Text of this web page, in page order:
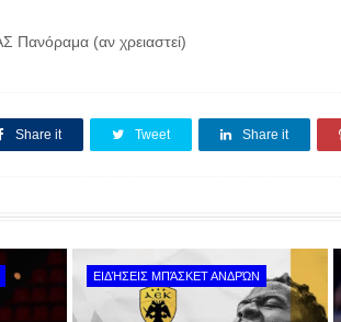
Πανόραμα (αν χρειαστεί)
Share it Tweet Share it
ΕΙΔΉΣΕΙΣ ΜΠΆΣΚΕΤ ΑΝΔΡΏΝ